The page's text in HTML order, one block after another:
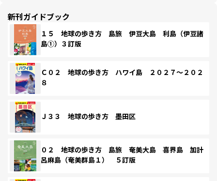
新刊ガイドブック
１５ 地球の歩き方 島旅 伊豆大島 利島（伊豆諸
島①）３訂版
Ｃ０２ 地球の歩き方 ハワイ島 ２０２７～２０２
８
Ｊ３３ 地球の歩き方 墨田区
０２ 地球の歩き方 島旅 奄美大島 喜界島 加計
呂麻島（奄美群島１） ５訂版